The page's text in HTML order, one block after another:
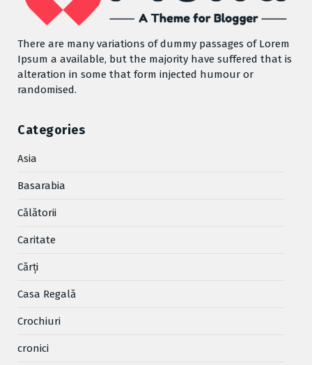
There are many variations of dummy passages of Lorem
Ipsum a available, but the majority have suffered that is
alteration in some that form injected humour or
randomised.
Categories
Asia
Basarabia
Cǎlǎtorii
Caritate
Cărţi
Casa Regală
Crochiuri
cronici